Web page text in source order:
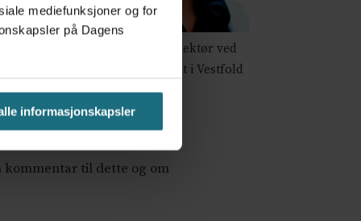
mediefunksjoner og for
på Dagens
informasjonskapsler
Kinserdal, administrerende direktør ved
i Vestfold. Foto: Sykehuset i Vestfold
til dette og om